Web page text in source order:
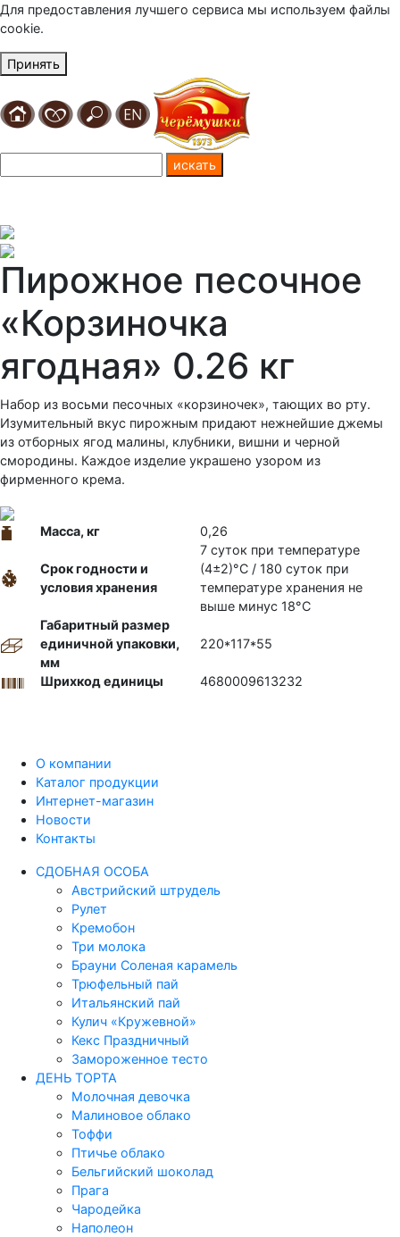
Для предоставления лучшего сервиса мы используем файлы
cookie.
Принять
Пирожное песочное
«Корзиночка
ягодная» 0.26 кг
Набор из восьми песочных «корзиночек», тающих во рту.
Изумительный вкус пирожным придают нежнейшие джемы
из отборных ягод малины, клубники, вишни и черной
смородины. Каждое изделие украшено узором из
фирменного крема.
Масса, кг 0,26
Срок годности и
условия хранения
7 суток при температуре
(4±2)°С / 180 суток при
температуре хранения не
выше минус 18°С
Габаритный размер
единичной упаковки,
мм
220*117*55
Шрихкод единицы 4680009613232
О компании
Каталог продукции
Интернет-магазин
Новости
Контакты
СДОБНАЯ ОСОБА
Австрийский штрудель
Рулет
Кремобон
Три молока
Брауни Соленая карамель
Трюфельный пай
Итальянский пай
Кулич «Кружевной»
Кекс Праздничный
Замороженное тесто
ДЕНЬ ТОРТА
Молочная девочка
Малиновое облако
Тоффи
Птичье облако
Бельгийский шоколад
Прага
Чародейка
Наполеон